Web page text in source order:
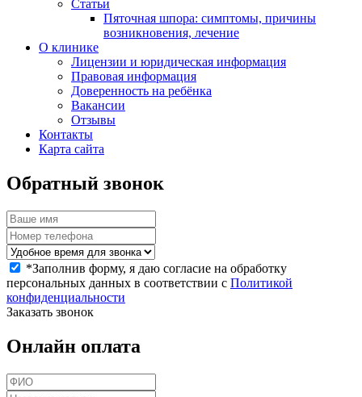
Статьи
Пяточная шпора: симптомы, причины
возникновения, лечение
О клинике
Лицензии и юридическая информация
Правовая информация
Доверенность на ребёнка
Вакансии
Отзывы
Контакты
Карта сайта
Обратный звонок
*Заполнив форму, я даю согласие на обработку
персональных данных в соответствии с Политикой
конфиденциальности
Заказать звонок
Онлайн оплата